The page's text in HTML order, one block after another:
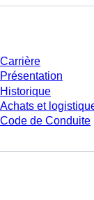
Carrière
Présentation
Historique
Achats et
Code de Conduite